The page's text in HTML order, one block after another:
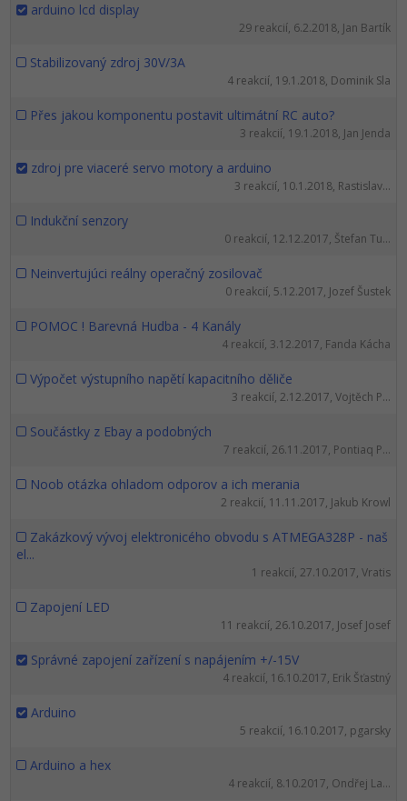
arduino lcd display
29 reakcií, 6.2.2018, Jan Bartík
Stabilizovaný zdroj 30V/3A
4 reakcií, 19.1.2018, Dominik Sla
Přes jakou komponentu postavit ultimátní RC auto?
3 reakcií, 19.1.2018, Jan Jenda
zdroj pre viaceré servo motory a arduino
3 reakcií, 10.1.2018, Rastislav...
Indukční senzory
0 reakcií, 12.12.2017, Štefan Tu...
Neinvertujúci reálny operačný zosilovač
0 reakcií, 5.12.2017, Jozef Šustek
POMOC ! Barevná Hudba - 4 Kanály
4 reakcií, 3.12.2017, Fanda Kácha
Výpočet výstupního napětí kapacitního děliče
3 reakcií, 2.12.2017, Vojtěch P...
Součástky z Ebay a podobných
7 reakcií, 26.11.2017, Pontiaq P...
Noob otázka ohladom odporov a ich merania
2 reakcií, 11.11.2017, Jakub Krowl
Zakázkový vývoj elektronicého obvodu s ATMEGA328P - naš
el...
1 reakcií, 27.10.2017, Vratis
Zapojení LED
11 reakcií, 26.10.2017, Josef Josef
Správné zapojení zařízení s napájením +/-15V
4 reakcií, 16.10.2017, Erik Šťastný
Arduino
5 reakcií, 16.10.2017, pgarsky
Arduino a hex
4 reakcií, 8.10.2017, Ondřej La...